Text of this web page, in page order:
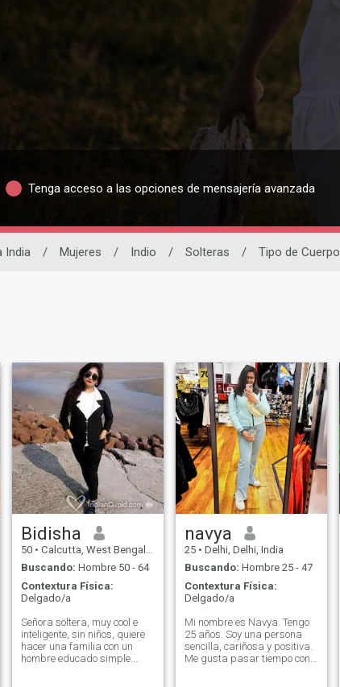
Tenga acceso a las opciones de mensajería avanzada
India / Mujeres / Indio / Solteras / Tipo de Cuerpo
Bidisha
50 • Calcutta, West Bengal, India
Buscando: Hombre 50 - 64
Contextura Física:
Delgado/a
Señora soltera, muy cool e
inteligente, sin niños, quiere
hacer una familia con un
hombre educado simple.
navya
25 • Delhi, Delhi, India
Buscando: Hombre 25 - 47
Contextura Física:
Delgado/a
Mi nombre es Navya. Tengo
25 años. Soy una persona
sencilla, cariñosa y positiva.
Me gusta pasar tiempo con